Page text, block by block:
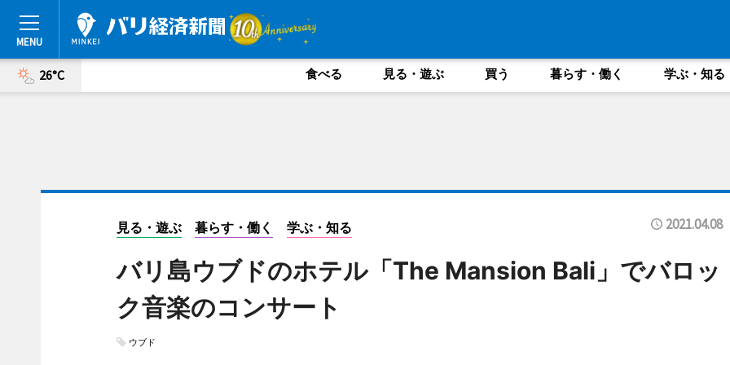
26°C 食べる 見る・遊ぶ 買う 暮らす・働く 学ぶ・知る
見る・遊ぶ 暮らす・働く 学ぶ・知る 2021.04.08
バリ島ウブドのホテル「The Mansion Bali」でバロッ
ク音楽のコンサート
ウブド